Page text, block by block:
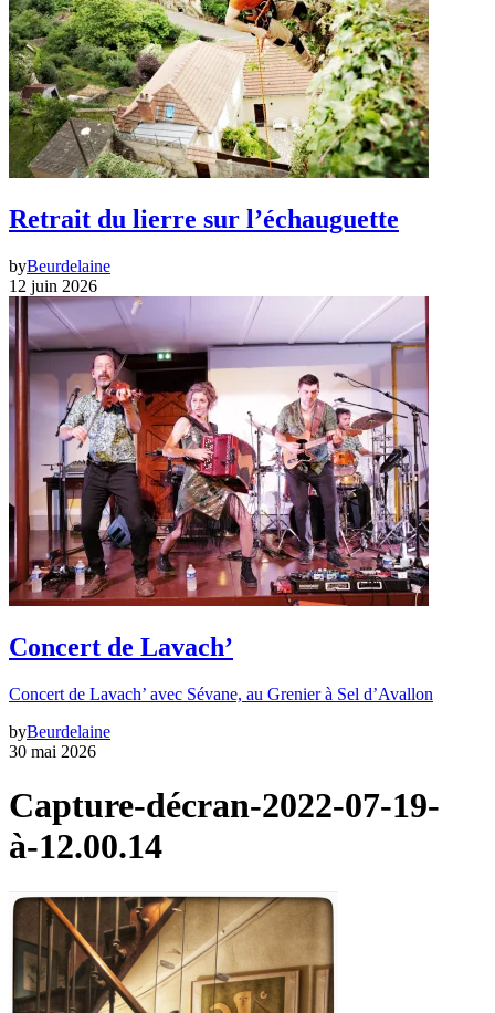
Retrait du lierre sur l’échauguette
byBeurdelaine
12 juin 2026
Concert de Lavach’
Concert de Lavach’ avec Sévane, au Grenier à Sel d’Avallon
byBeurdelaine
30 mai 2026
Capture-décran-2022-07-19-
à-12.00.14